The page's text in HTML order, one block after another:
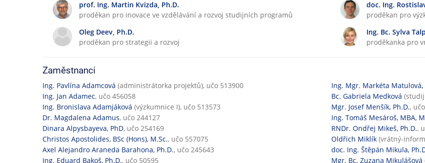
á
ý
u
prof. Ing. Martin Kvizda, Ph.D.
proděkan pro inovace ve vzdělávání a rozvoj studijních programů
doc. Ing.
proděkan pro
Oleg Deev, Ph.D.
proděkan pro strategii a rozvoj
Ing. Bc. Sylva
proděkanka pro
Zaměstnanci
Ing. Pavlína Adamcová (administrátorka projektů), učo 513900
Ing. Jan Adamec, učo 456058
Ing. Bronislava Adamjáková (výzkumnice I), učo 513573
Dr. Magdalena Adamus, učo 244127
Dinara Alpysbayeva, PhD, učo 254169
Christos Apostolides, BSc (Hons), M.Sc., učo 557075
Axel Alejandro Araneda Barahona, Ph.D., učo 245643
Ing. Eduard Bakoš, Ph.D., učo 50595
Ing. Mgr. Markéta Matulová,
Bc. Gabriela Medková
Mgr. Josef Menšík, Ph.D.,
Ing. Tomáš Mesároš, MBA,
RNDr. Ondřej Mikeš, Ph.D.,
Oldřich Miklík (vrátný-
doc. Ing. Štěpán Mikula,
Mgr. Bc. Zuzana Mikulášová